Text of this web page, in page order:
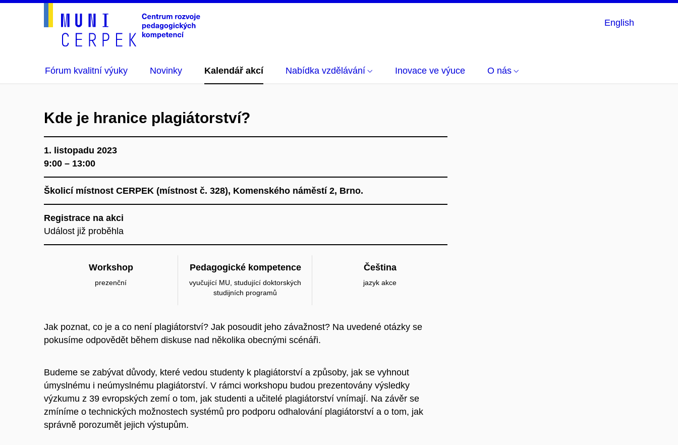
English
Fórum kvalitní výuky Novinky Kalendář akcí Nabídka vzdělávání Inovace ve výuce O nás
Kde je hranice plagiátorství?
1. listopadu 2023
9:00 – 13:00
Školicí místnost CERPEK (místnost č. 328), Komenského náměstí 2, Brno.
Registrace na akci
Událost již proběhla
Workshop
prezenční
Pedagogické kompetence
vyučující MU, studující doktorských
studijních programů
Čeština
jazyk akce
Jak poznat, co je a co není plagiátorství? Jak posoudit jeho závažnost? Na uvedené otázky se
pokusíme odpovědět během diskuse nad několika obecnými scénáři.
Budeme se zabývat důvody, které vedou studenty k plagiátorství a způsoby, jak se vyhnout
úmyslnému i neúmyslnému plagiátorství. V rámci workshopu budou prezentovány výsledky
výzkumu z 39 evropských zemí o tom, jak studenti a učitelé plagiátorství vnímají. Na závěr se
zmíníme o technických možnostech systémů pro podporu odhalování plagiátorství a o tom, jak
správně porozumět jejich výstupům.